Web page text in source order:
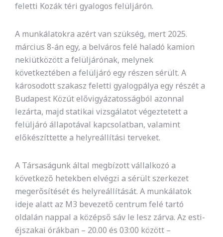
feletti Kozák téri gyalogos felüljárón.
A munkálatokra azért van szükség, mert 2025.
március 8-án egy, a belváros felé haladó kamion
nekiütközött a felüljárónak, melynek
következtében a felüljáró egy részen sérült. A
károsodott szakasz feletti gyalogpálya egy részét a
Budapest Közút elővigyázatosságból azonnal
lezárta, majd statikai vizsgálatot végeztetett a
felüljáró állapotával kapcsolatban, valamint
előkészíttette a helyreállítási terveket.
A Társaságunk által megbízott vállalkozó a
következő hetekben elvégzi a sérült szerkezet
megerősítését és helyreállítását. A munkálatok
ideje alatt az M3 bevezető centrum felé tartó
oldalán nappal a középső sáv le lesz zárva. Az esti-
éjszakai órákban – 20.00 és 03:00 között –